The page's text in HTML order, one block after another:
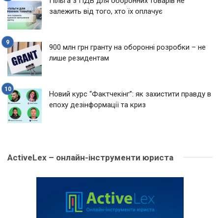
залежить від того, хто їх оплачує
900 млн грн гранту на оборонні розробки – не
лише резидентам
Новий курс “Фактчекінг”: як захистити правду в
епоху дезінформації та криз
ActiveLex – онлайн-інструменти юриста